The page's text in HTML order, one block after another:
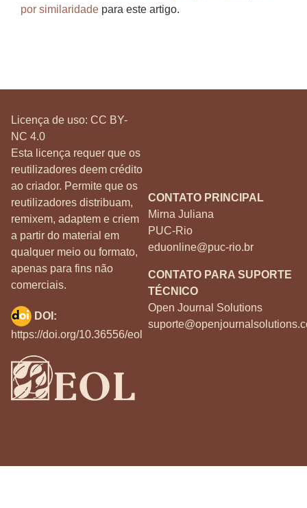
por similaridade para este artigo.
Licença de uso: CC BY-
NC 4.0
Esta licença requer que os
reutilizadores deem crédito
ao criador. Permite que os
reutilizadores distribuam,
remixem, adaptem e criem
a partir do material em
qualquer meio ou formato,
apenas para fins não
comerciais.
CONTATO PRINCIPAL
Mirna Juliana
PUC-Rio
eduonline@puc-rio.br
CONTATO PARA SUPORTE
TÉCNICO
Open Journal Solutions
DOI:
https://doi.org/10.36556/eol